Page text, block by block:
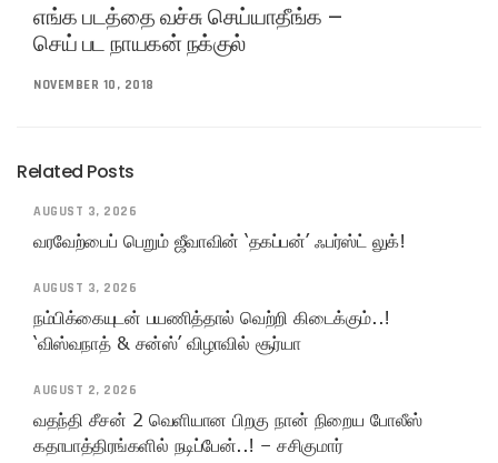
எங்க படத்தை வச்சு செய்யாதீங்க –
செய் பட நாயகன் நக்குல்
NOVEMBER 10, 2018
Related Posts
AUGUST 3, 2026
வரவேற்பைப் பெறும் ஜீவாவின் ‘தகப்பன்’ ஃபர்ஸ்ட் லுக்!
AUGUST 3, 2026
நம்பிக்கையுடன் பயணித்தால் வெற்றி கிடைக்கும்..!
‘விஸ்வநாத் & சன்ஸ்’ விழாவில் சூர்யா
AUGUST 2, 2026
வதந்தி சீசன் 2 வெளியான பிறகு நான் நிறைய போலீஸ்
கதாபாத்திரங்களில் நடிப்பேன்..! – சசிகுமார்